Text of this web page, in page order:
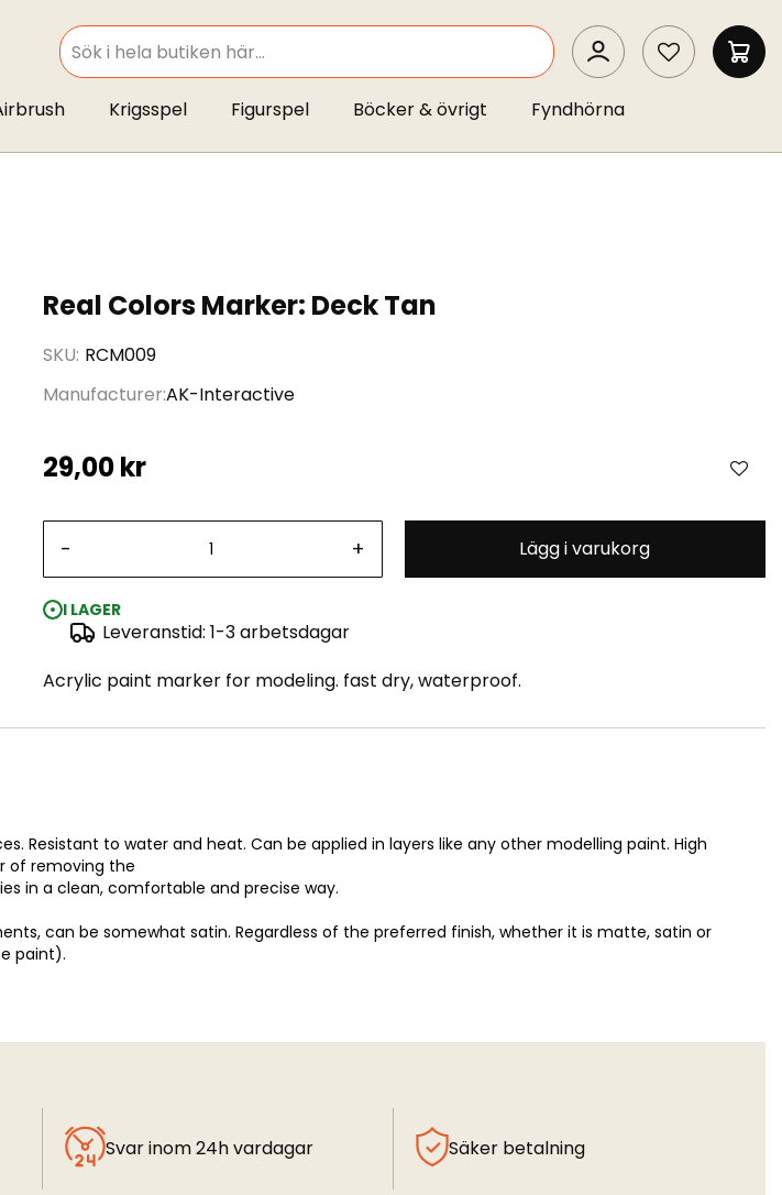
SEARCH
SEARCH
MIN
Krigsspel Figurspel Böcker & övrigt Fyndhörna
Real Colors Marker: Deck Tan
SKU RCM009
ManufacturerAK-Interactive
29,00 kr
- + Lägg i varukorg
I LAGER
Leveranstid: 1-3 arbetsdagar
Acrylic paint marker for modeling. fast dry, waterproof.
Resistant to water and heat. Can be applied in layers like any other modelling paint. High
of removing the
in a clean, comfortable and precise way.
can be somewhat satin. Regardless of the preferred finish, whether it is matte, satin or
paint).
Svar inom 24h vardagar Säker betalning